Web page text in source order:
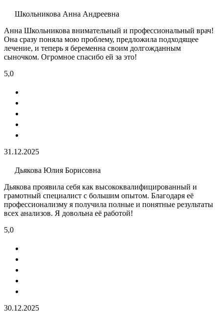
Школьникова Анна Андреевна
Анна Школьникова внимательный и профессиональный врач!
Она сразу поняла мою проблему, предложила подходящее
лечение, и теперь я беременна своим долгожданным
сыночком. Огромное спасибо ей за это!
5,0
31.12.2025
Дьякова Юлия Борисовна
Дьякова проявила себя как высококвалифицированный и
грамотный специалист с большим опытом. Благодаря её
профессионализму я получила полные и понятные результаты
всех анализов. Я довольна её работой!
5,0
30.12.2025